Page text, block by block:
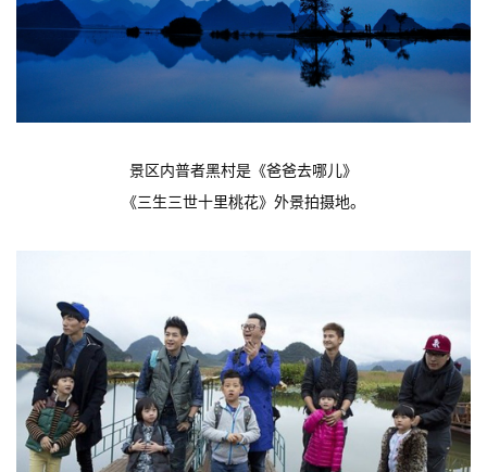
景区内普者黑村是《爸爸去哪儿》
《三生三世十里桃花》 外景拍摄地。